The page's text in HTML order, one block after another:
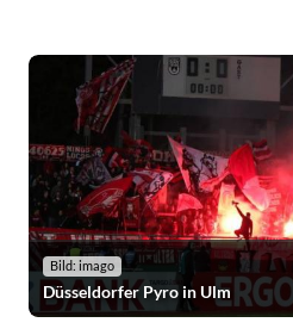
Bild: imago
Düsseldorfer Pyro in Ulm